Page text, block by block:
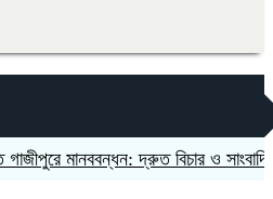
মানববন্ধন: দ্রুত বিচার ও সাংবাদিকদের